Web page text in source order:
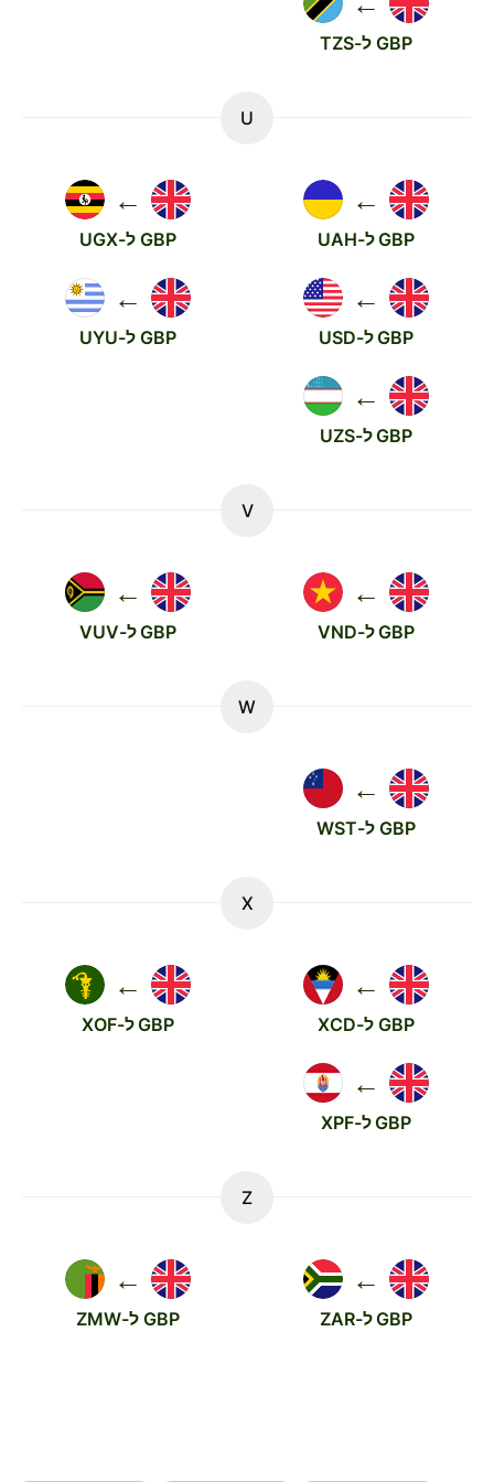
GBP ל-TZS
U
←
GBP ל-UAH
←
GBP ל-UGX
←
GBP ל-USD
←
GBP ל-UYU
←
GBP ל-UZS
V
←
GBP ל-VND
←
GBP ל-VUV
W
←
GBP ל-WST
X
←
GBP ל-XCD
←
GBP ל-XOF
←
GBP ל-XPF
Z
←
GBP ל-ZAR
←
GBP ל-ZMW